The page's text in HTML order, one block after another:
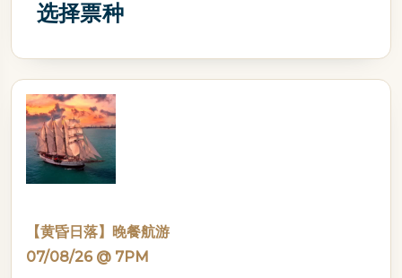
选择票种
【黄昏日落】晚餐航游
07/08/26 @ 7PM